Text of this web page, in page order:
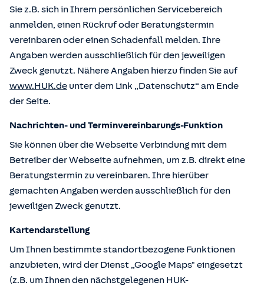
Sie z.B. sich in Ihrem persönlichen Servicebereich
anmelden, einen Rückruf oder Beratungstermin
vereinbaren oder einen Schadenfall melden. Ihre
Angaben werden ausschließlich für den jeweiligen
Zweck genutzt. Nähere Angaben hierzu finden Sie auf
www.HUK.de unter dem Link „Datenschutz“ am Ende
der Seite.
Nachrichten- und Terminvereinbarungs-Funktion
Sie können über die Webseite Verbindung mit dem
Betreiber der Webseite aufnehmen, um z.B. direkt eine
Beratungstermin zu vereinbaren. Ihre hierüber
gemachten Angaben werden ausschließlich für den
jeweiligen Zweck genutzt.
Kartendarstellung
Um Ihnen bestimmte standortbezogene Funktionen
anzubieten, wird der Dienst „Google Maps" eingesetzt
(z.B. um Ihnen den nächstgelegenen HUK-